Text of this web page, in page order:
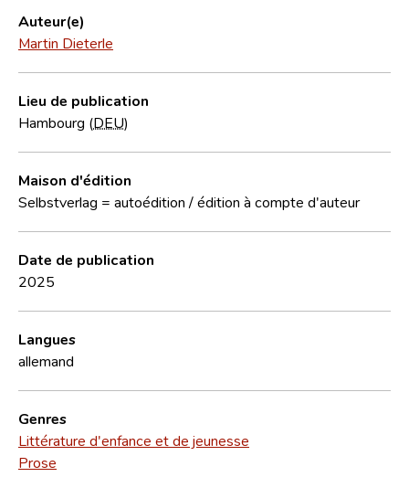
Équipe scientifique
Contact
Auteur(e)
Martin Dieterle
Lieu de publication
Hambourg (DEU)
Maison d'édition
Selbstverlag = autoédition / édition à compte d'auteur
Date de publication
2025
Langues
allemand
Genres
Littérature d'enfance et de jeunesse
Prose